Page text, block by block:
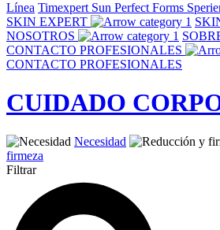
Línea Timexpert Sun Perfect Forms
SKIN EXPERT
NOSOTROS
CONTACTO PROFESIONALES
CONTACTO PROFESIONALES
CUIDADO
Necesidad
firmeza
Filtrar